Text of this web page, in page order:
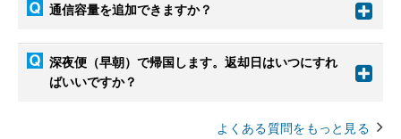
通信容量を追加できますか？
深夜便（早朝）で帰国します。返却日はいつにすれ
ばいいですか？
よくある質問をもっと見る